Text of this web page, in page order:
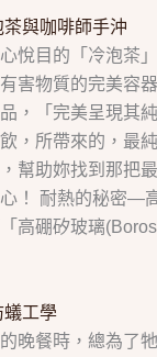
與咖啡師手沖
悅目的「冷泡
害物質的完美
，「完美呈現
所帶來的，
幫助妳找到那
！ 耐熱的秘密
高硼矽玻璃
蟻工學
餐時，總為